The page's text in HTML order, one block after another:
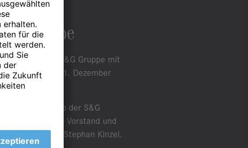
Gruppe
(CEO) der S&G Gruppe mit
der sich zum 31. Dezember
innerhalb der S&G
dem bisherigen Vorstand und
GmbH bei Stephan Kinzel.